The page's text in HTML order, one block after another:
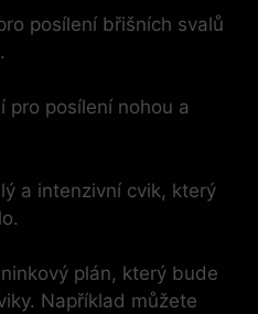
posílení břišních svalů
pro posílení nohou a
a intenzivní cvik, který
plán, který bude
Například můžete